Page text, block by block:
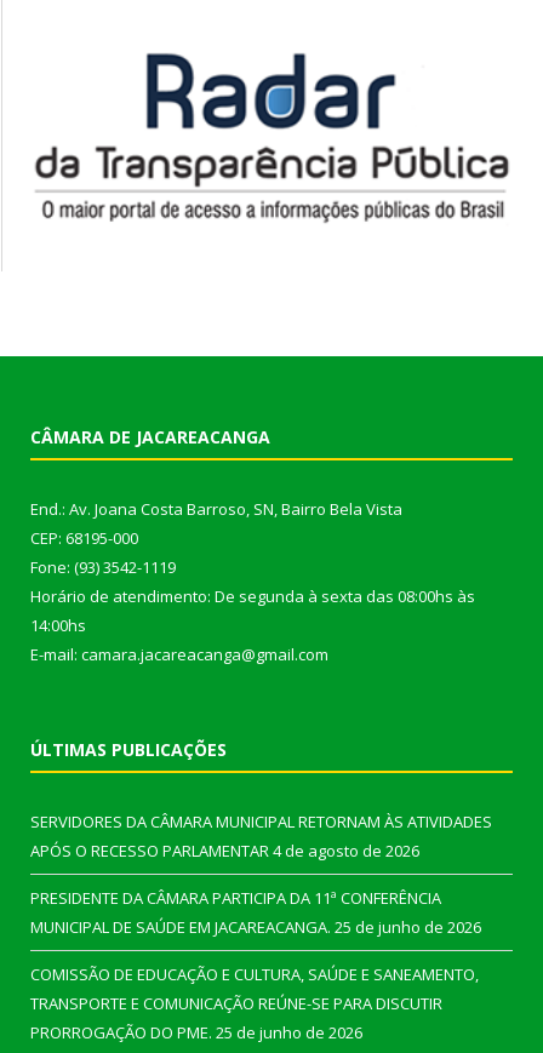
CÂMARA DE JACAREACANGA
End.: Av. Joana Costa Barroso, SN, Bairro Bela Vista
CEP: 68195-000
Fone: (93) 3542-1119
Horário de atendimento: De segunda à sexta das 08:00hs às
14:00hs
E-mail: camara.jacareacanga@gmail.com
ÚLTIMAS PUBLICAÇÕES
SERVIDORES DA CÂMARA MUNICIPAL RETORNAM ÀS ATIVIDADES
APÓS O RECESSO PARLAMENTAR4 de agosto de 2026
PRESIDENTE DA CÂMARA PARTICIPA DA 11ª CONFERÊNCIA
MUNICIPAL DE SAÚDE EM JACAREACANGA. 25 de junho de 2026
COMISSÃO DE EDUCAÇÃO E CULTURA, SAÚDE E SANEAMENTO,
TRANSPORTE E COMUNICAÇÃO REÚNE-SE PARA DISCUTIR
PRORROGAÇÃO DO PME. 25 de junho de 2026